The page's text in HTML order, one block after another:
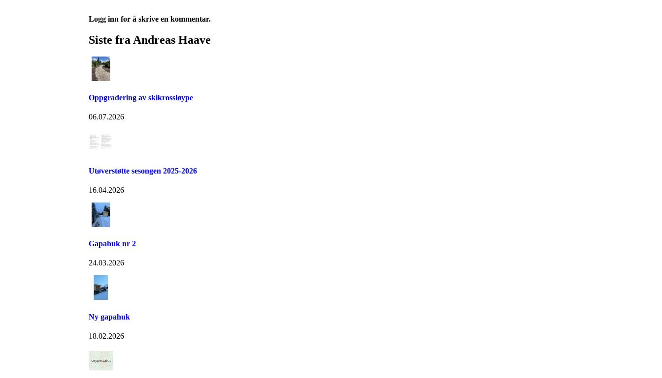
Logg inn for å skrive en kommentar.
Siste fra Andreas Haave
Oppgradering av skikrossløype
06.07.2026
Utøverstøtte sesongen 2025-2026
16.04.2026
Gapahuk nr 2
24.03.2026
Ny gapahuk
18.02.2026